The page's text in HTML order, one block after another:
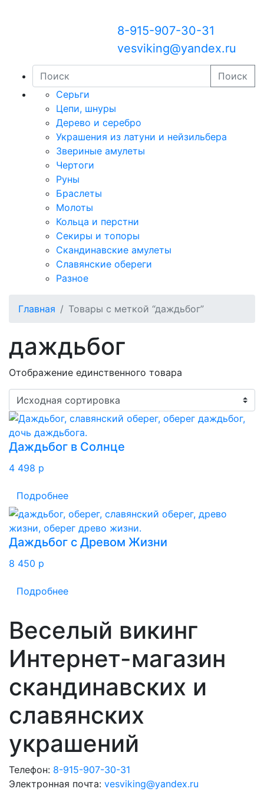
8-915-907-30-31
vesviking@yandex.ru
Поиск
Серьги
Цепи, шнуры
Дерево и серебро
Украшения из латуни и нейзильбера
Звериные амулеты
Чертоги
Руны
Браслеты
Молоты
Кольца и перстни
Секиры и топоры
Скандинавские амулеты
Славянские обереги
Разное
Главная Товары с меткой “даждьбог”
даждьбог
Отображение единственного товара
Даждьбог в Солнце
4 498 p
Подробнее
Даждьбог с Древом Жизни
8 450 p
Подробнее
Веселый викинг
Интернет-магазин
скандинавских и
славянских
украшений
Телефон: 8-915-907-30-31
Электронная почта: vesviking@yandex.ru